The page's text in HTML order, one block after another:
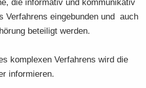
die in­for­ma­tiv und kom­mu­ni­ka­tiv
Ver­fah­rens ein­ge­bun­den und auch
be­tei­ligt wer­den.
kom­ple­xen Ver­fah­rens wird die
in­for­mie­ren.